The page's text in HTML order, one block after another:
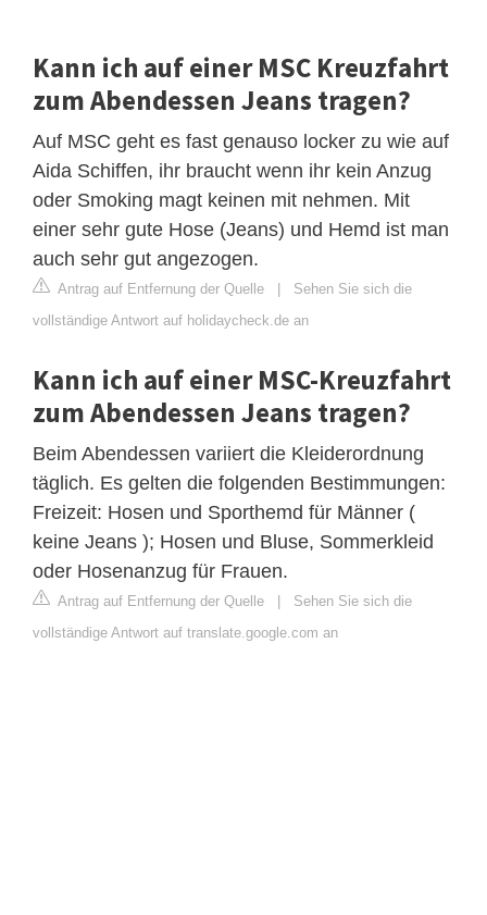
Kann ich auf einer MSC Kreuzfahrt
zum Abendessen Jeans tragen?
Auf MSC geht es fast genauso locker zu wie auf
Aida Schiffen, ihr braucht wenn ihr kein Anzug
oder Smoking magt keinen mit nehmen. Mit
einer sehr gute Hose (Jeans) und Hemd ist man
auch sehr gut angezogen.
Antrag auf Entfernung der Quelle
Sehen Sie sich die
vollständige Antwort auf holidaycheck.de an
Kann ich auf einer MSC-Kreuzfahrt
zum Abendessen Jeans tragen?
Beim Abendessen variiert die Kleiderordnung
täglich. Es gelten die folgenden Bestimmungen:
Freizeit: Hosen und Sporthemd für Männer (
keine Jeans ); Hosen und Bluse, Sommerkleid
oder Hosenanzug für Frauen.
Antrag auf Entfernung der Quelle
Sehen Sie sich die
vollständige Antwort auf translate.google.com an